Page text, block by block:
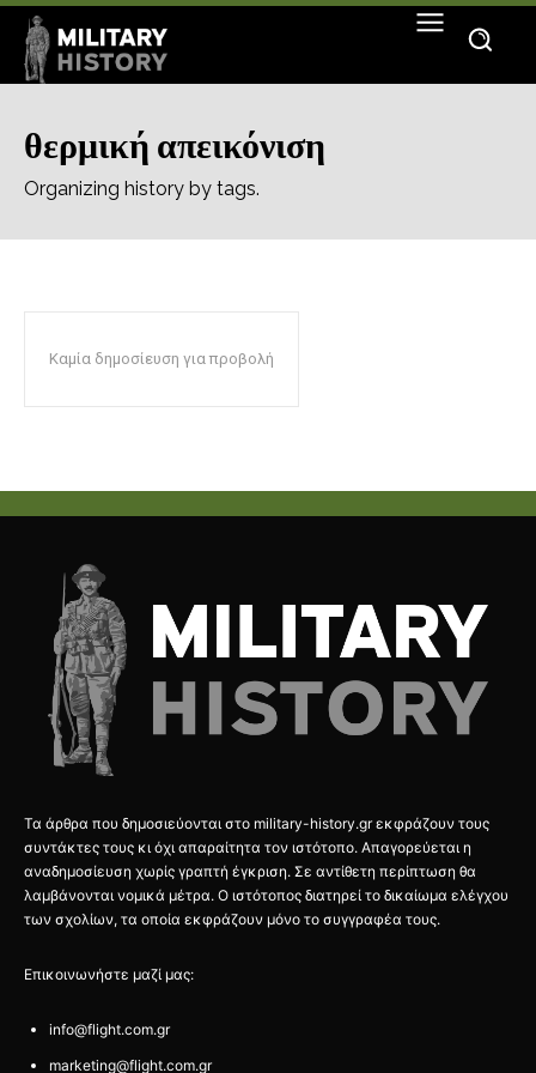
θερμική απεικόνιση
Organizing history by tags.
Καμία δημοσίευση για προβολή
Τα άρθρα που δημοσιεύονται στο military-history.gr εκφράζουν τους
συντάκτες τους κι όχι απαραίτητα τον ιστότοπο. Απαγορεύεται η
αναδημοσίευση χωρίς γραπτή έγκριση. Σε αντίθετη περίπτωση θα
λαμβάνονται νομικά μέτρα. Ο ιστότοπος διατηρεί το δικαίωμα ελέγχου
των σχολίων, τα οποία εκφράζουν μόνο το συγγραφέα τους.
Επικοινωνήστε μαζί μας:
info@flight.com.gr
marketing@flight.com.gr